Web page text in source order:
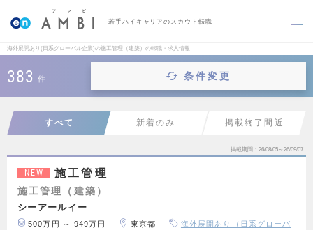
若手ハイキャリアのスカウト転職
海外展開あり(日系グローバル企業)の施工管理（建築）の転職・求人情報
383 件 条件変更
すべて 新着のみ 掲載終了間近
掲載期間 26/08/05～26/09/07
NEW 施工管理
施工管理（建築）
シーアールイー
500万円 ～ 949万円 東京都
海外展開あり（日系グローバ